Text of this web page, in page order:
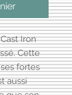
Iron
Cette
fortes
aussi